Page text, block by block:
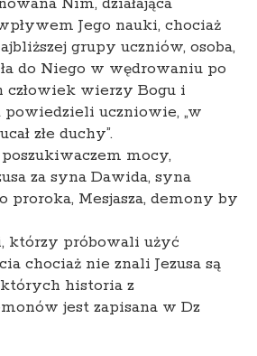
Jego nauki, chociaż
grupy uczniów, osoba,
do Niego w wędrowaniu po
człowiek wierzy Bogu i
powiedzieli uczniowie, „w
złe duchy”.
mocy,
za syna Dawida, syna
proroka, Mesjasza, demony by
którzy próbowali użyć
chociaż nie znali Jezusa są
historia z
jest zapisana w Dz